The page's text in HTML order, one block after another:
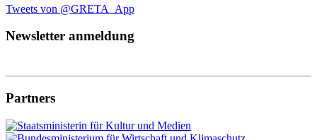
Tweets von @GRETA_App
Newsletter anmeldung
Partners